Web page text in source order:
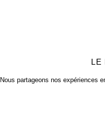
LE
Nous partageons nos expériences